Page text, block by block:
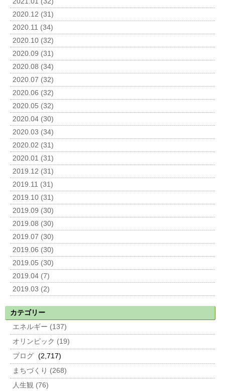
2020.12 (31)
2020.11 (34)
2020.10 (32)
2020.09 (31)
2020.08 (34)
2020.07 (32)
2020.06 (32)
2020.05 (32)
2020.04 (30)
2020.03 (34)
2020.02 (31)
2020.01 (31)
2019.12 (31)
2019.11 (31)
2019.10 (31)
2019.09 (30)
2019.08 (30)
2019.07 (30)
2019.06 (30)
2019.05 (30)
2019.04 (7)
2019.03 (2)
カテゴリー
エネルギー (137)
オリンピック (19)
ブログ (2,717)
まちづくり (268)
人生観 (76)